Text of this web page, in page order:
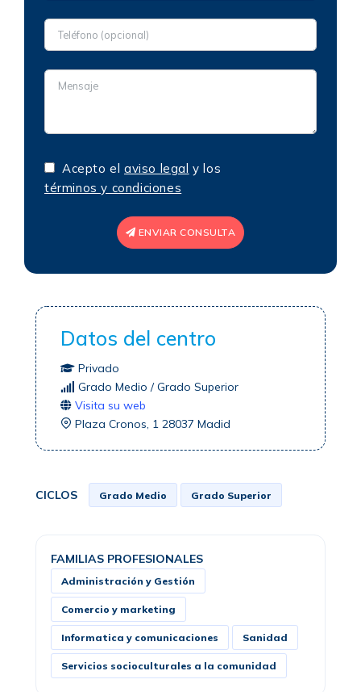
Acepto el aviso legal y los
términos y condiciones
ENVIAR CONSULTA
Datos del centro
Privado
Grado Medio / Grado Superior
Visita su web
Plaza Cronos, 1 28037 Madid
CICLOS Grado Medio Grado Superior
FAMILIAS PROFESIONALES
Administración y Gestión
Comercio y marketing
Informatica y comunicaciones Sanidad
Servicios socioculturales a la comunidad